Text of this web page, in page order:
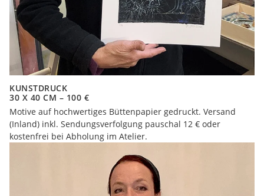
KUNSTDRUCK
30 X 40 CM – 100 €
Motive auf hochwertiges Büttenpapier gedruckt. Versand
(Inland) inkl. Sendungsverfolgung pauschal 12 € oder
kostenfrei bei Abholung im Atelier.